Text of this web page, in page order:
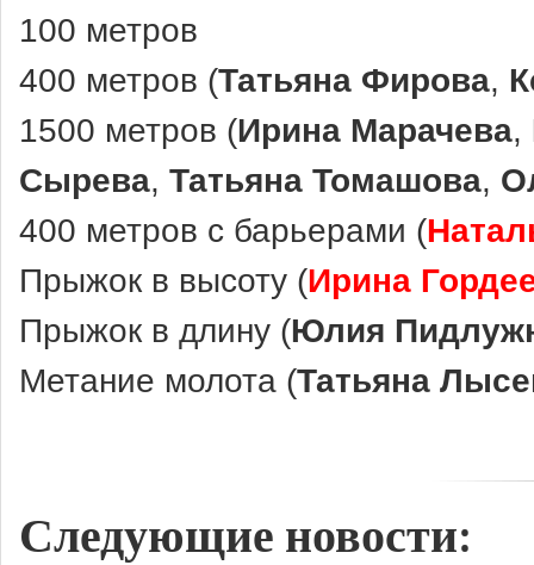
100 метров
400 метров (Татьяна Фирова,
1500 метров (Ирина Марачева,
Сырева, Татьяна Томашова,
400 метров с барьерами (
Прыжок в высоту (Ирина
Прыжок в длину (Юлия
Метание молота (Татьяна
Следующие новости: